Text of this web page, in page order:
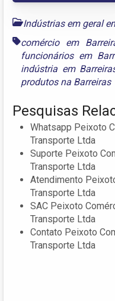
Indústrias em geral
comércio em
funcionários em
indústria em
produtos na Barreiras
Pesquisas
Whatsapp Peixoto
Transporte Ltda
Suporte Peixoto
Transporte Ltda
Atendimento
Transporte Ltda
SAC Peixoto
Transporte Ltda
Contato Peixoto
Transporte Ltda